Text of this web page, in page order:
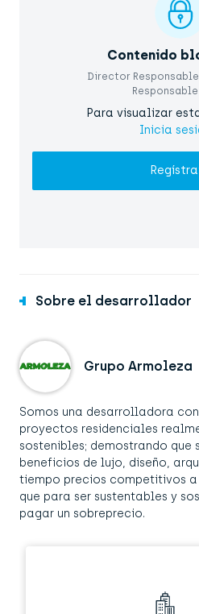
Contenido
Director Responsable
Responsable
Para visualizar
Inicia
Sobre el desarrollador
Grupo Armoleza
Somos una desarrolladora
proyectos residenciales
sostenibles; demostrando que
beneficios de lujo, diseño,
tiempo precios competitivos a
que para ser sustentables y
pagar un sobreprecio.